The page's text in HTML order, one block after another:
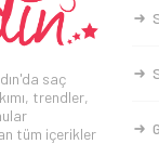
saç
trendler,
tüm içerikler